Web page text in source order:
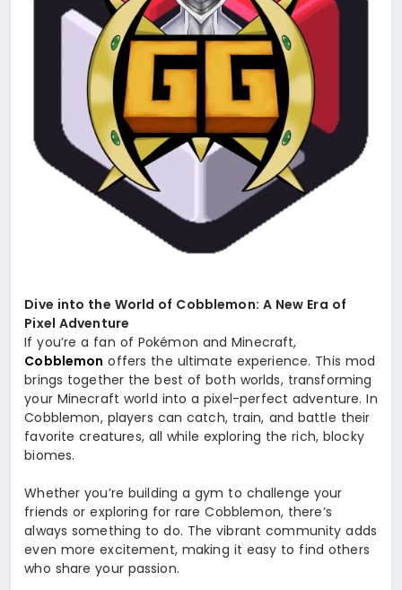
Dive into the World of Cobblemon: A New Era of
Pixel Adventure
If you’re a fan of Pokémon and Minecraft,
Cobblemon offers the ultimate experience. This mod
brings together the best of both worlds, transforming
your Minecraft world into a pixel-perfect adventure. In
Cobblemon, players can catch, train, and battle their
favorite creatures, all while exploring the rich, blocky
biomes.
Whether you’re building a gym to challenge your
friends or exploring for rare Cobblemon, there’s
always something to do. The vibrant community adds
even more excitement, making it easy to find others
who share your passion.